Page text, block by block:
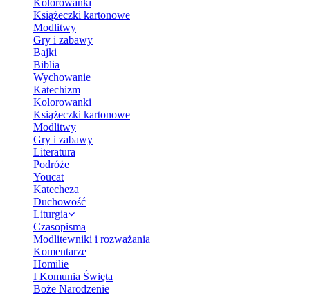
Kolorowanki
Książeczki kartonowe
Modlitwy
Gry i zabawy
Bajki
Biblia
Wychowanie
Katechizm
Kolorowanki
Książeczki kartonowe
Modlitwy
Gry i zabawy
Literatura
Podróże
Youcat
Katecheza
Duchowość
Liturgia
Czasopisma
Modlitewniki i rozważania
Komentarze
Homilie
I Komunia Święta
Boże Narodzenie